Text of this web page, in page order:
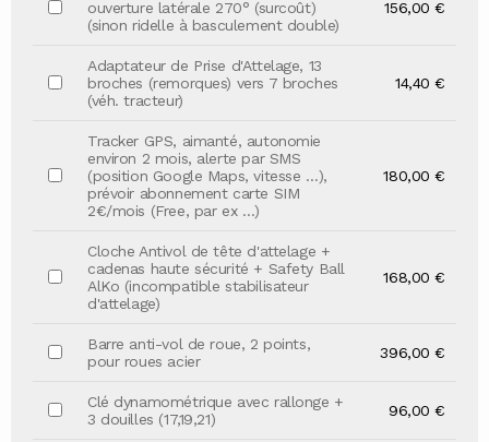
ouverture latérale 270° (surcoût)
(sinon ridelle à basculement double)
156,00 €
Adaptateur de Prise d'Attelage, 13
broches (remorques) vers 7 broches
(véh. tracteur)
14,40 €
Tracker GPS, aimanté, autonomie
environ 2 mois, alerte par SMS
(position Google Maps, vitesse …),
prévoir abonnement carte SIM
2€/mois (Free, par ex …)
180,00 €
Cloche Antivol de tête d'attelage +
cadenas haute sécurité + Safety Ball
AlKo (incompatible stabilisateur
d'attelage)
168,00 €
Barre anti-vol de roue, 2 points,
pour roues acier
396,00 €
Clé dynamométrique avec rallonge +
3 douilles (17,19,21)
96,00 €